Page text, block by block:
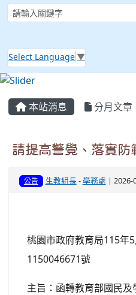
Select Language ▼
本站消息 分月文章
請提高警覺、落實防
公告 生教組長-學務處 | 2026-
桃園市政府教育局115年
1150046671號
主旨：函轉教育部國民